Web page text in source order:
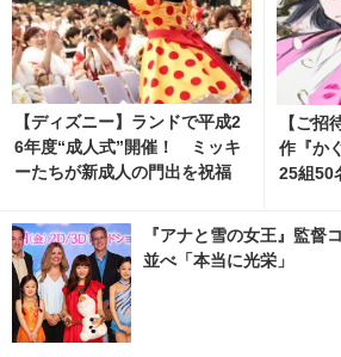
【ディズニー】ランドで平成2
6年度“成人式”開催！ ミッキ
ーたちが新成人の門出を祝福
【ご招
作『か
25組50
『アナと雪の女王』監督
並べ「本当に光栄」